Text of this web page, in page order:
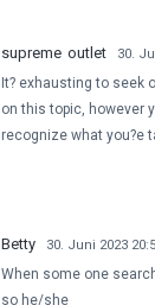
supreme outlet 30.
It? exhausting to seek
on this topic, however
recognize what you?e
Betty 30. Juni 2023
When some one
so he/she